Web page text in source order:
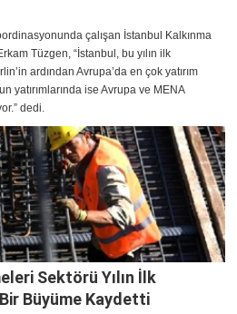
çalışan İstanbul Kalkınma
Tüzgen, “İstanbul, bu yılın ilk
ardından Avrupa’da en çok yatırım
yatırımlarında ise Avrupa ve MENA
dedi.
Sektörü Yılın İlk
Büyüme Kaydetti